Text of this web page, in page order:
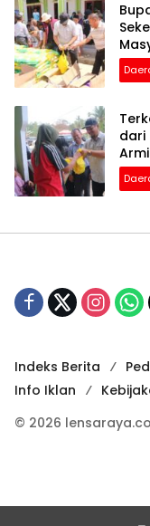
dari
Indeks Berita
Info Iklan
© 2026